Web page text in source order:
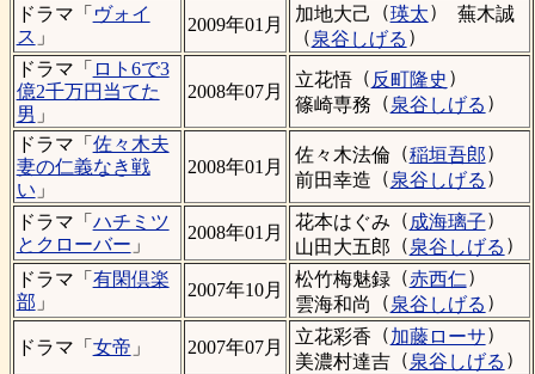
ドラマ「 ヴォイ
ス 」
2009年01月
加地大己 （瑛太）
蕪木誠
（泉谷しげる ）
ドラマ「 ロト6で3
億2千万円当てた
男 」
2008年07月
立花悟（ 反町隆史 ）
篠崎専務 （泉谷しげる ）
ドラマ「 佐々木夫
妻の仁義なき戦
い 」
2008年01月
佐々木法倫 （稲垣吾郎）
前田幸造 （泉谷しげる ）
ドラマ「 ハチミツ
とクローバー 」
2008年01月
花本はぐみ （ 成海璃子）
山田大五郎 （泉谷しげる ）
ドラマ「 有閑倶楽
部 」
2007年10月
松竹梅魅録（赤西仁）
雲海和尚 （泉谷しげる ）
ドラマ「 女帝 」 2007年07月
立花彩香 （加藤ローサ）
美濃村達吉（泉谷しげる ）